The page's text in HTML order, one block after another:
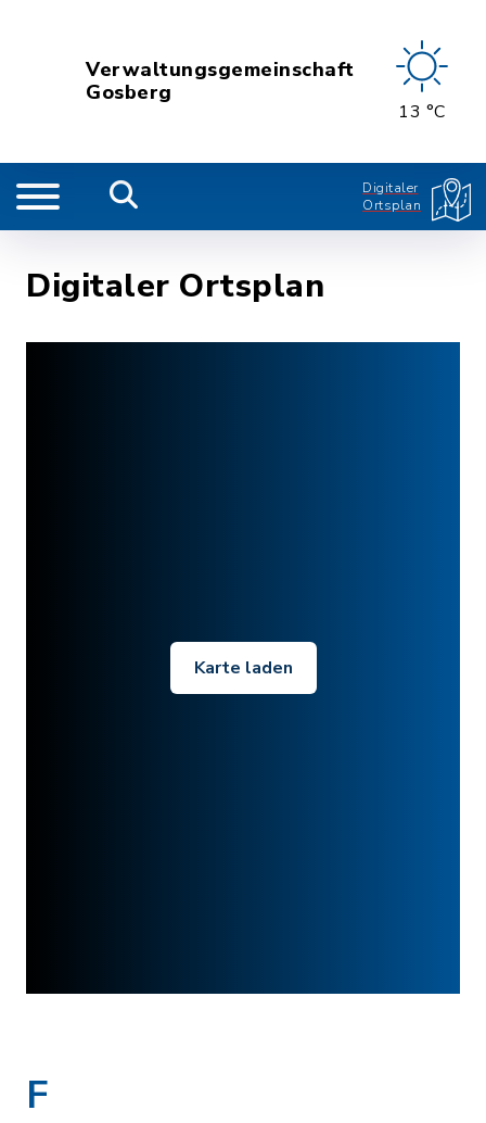
Verwaltungsgemeinschaft
Gosberg
13 °C
Digitaler
Ortsplan
Digitaler Ortsplan
Karte laden
F